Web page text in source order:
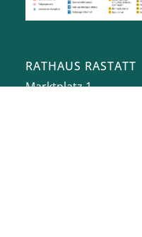
RATHAUS RASTATT
Marktplatz 1